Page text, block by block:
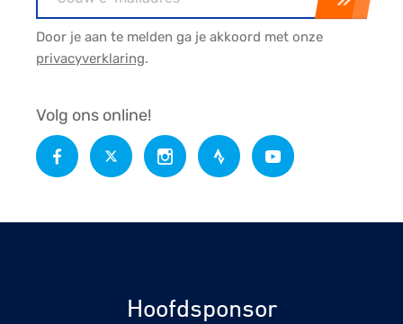
Door je aan te melden ga je akkoord met onze
privacyverklaring.
Volg ons online!
Hoofdsponsor